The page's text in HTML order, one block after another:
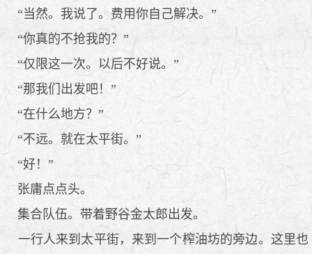
“当然。我说了。费用你自己解决。”
“你真的不抢我的？”
“仅限这一次。以后不好说。”
“那我们出发吧！”
“在什么地方？”
“不远。就在太平街。”
“好！”
张庸点点头。
集合队伍。带着野谷金太郎出发。
一行人来到太平街，来到一个榨油坊的旁边。这里也